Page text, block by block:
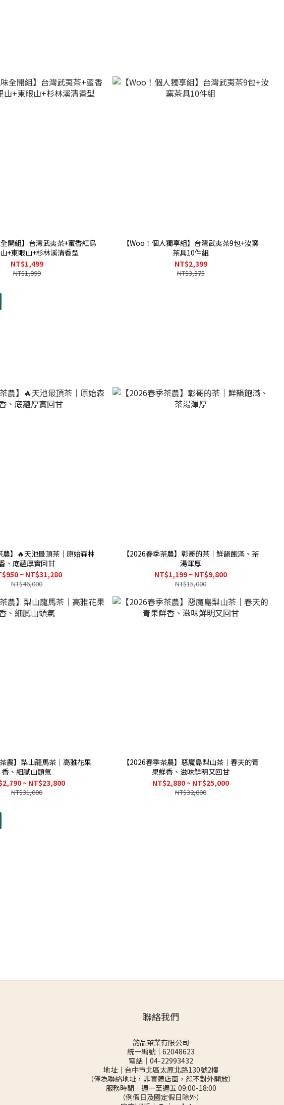
全開組】台灣武夷茶+蜜香紅烏
+東眼山+杉林溪清香型
NT$1,499
NT$1,999
【Woo！個人獨享組】台灣武夷茶9包+汝窯
茶具10件組
NT$2,399
NT$3,375
農】🔥天池最頂茶｜原始森林
、底蘊厚實回甘
~ NT$31,280
NT$46,000
【2026春季茶農】彰哥的茶｜鮮韻飽滿、茶
湯渾厚
NT$1,199 ~ NT$9,800
NT$15,000
農】梨山龍馬茶｜高雅花果
香、細膩山頭氣
~ NT$23,800
NT$31,000
【2026春季茶農】惡魔島梨山茶｜春天的青
果鮮香、滋味鮮明又回甘
NT$2,880 ~ NT$25,000
NT$32,000
聯絡我們
韵品茶業有限公司
統一編號｜62048623
電話｜04-22993432
地址｜台中市北區太原北路130號2樓
（僅為聯絡地址，非實體店面，恕不對外開放）
服務時間｜週一至週五 09:00-18:00
（例假日及國定假日除外）